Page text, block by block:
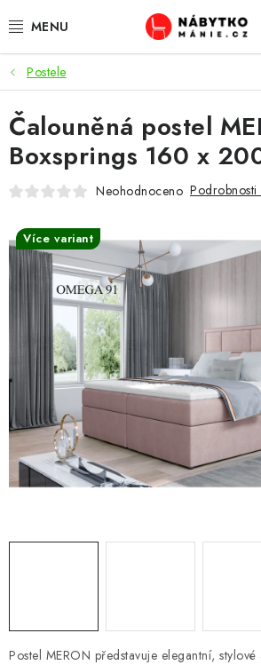
na
OBÝVACÍ POKOJ
KUCHYŇ A JÍDELNA
LOŽNICE
KANCELÁŘ / PRACOVNA
KOUPELNA A WC
PŘEDSÍŇ
CHOVATELSKÉ POTŘEBY
DOPLŇKY A DEKORACE
ZAHRADA
OSTATNÍ
VÝPRODEJ
Postele
Postel MERON představuje elegantní,
Čalouněná postel
Boxsprings 160 x
Neohodnoceno
Více variant